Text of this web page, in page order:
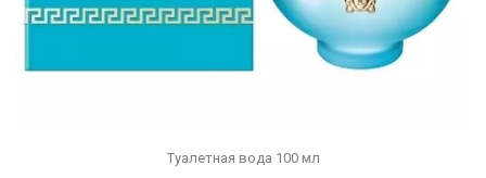
Туалетная вода 100 мл